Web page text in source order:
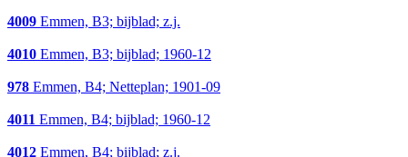
4009 Emmen, B3; bijblad; z.j.
4010 Emmen, B3; bijblad; 1960-12
978 Emmen, B4; Netteplan; 1901-09
4011 Emmen, B4; bijblad; 1960-12
4012 Emmen, B4; bijblad; z.j.